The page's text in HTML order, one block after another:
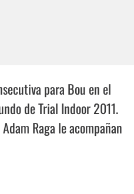
para Bou en el
de Trial Indoor 2011.
Raga le acompañan